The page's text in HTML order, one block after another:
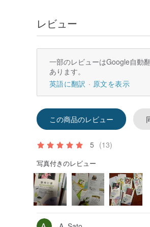
レビュー
一部のレビューはGoogle自動
あります。
英語に翻訳
原文を表示
この商品のレビュー
5 (13)
写真付きのレビュー